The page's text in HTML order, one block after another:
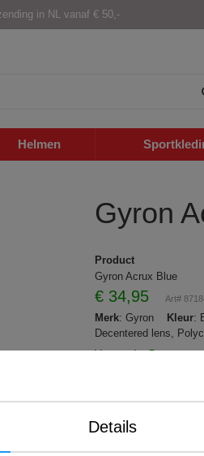
in NL vanaf € 50,-
Helmen
Gyron
Product
Gyron Acrux Blue
€ 34,95 Art#
Merk: Gyron Kleur:
Decentered lens,
Voorraad:>5
Details